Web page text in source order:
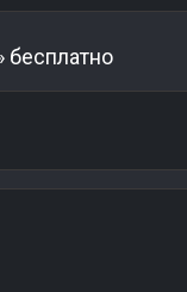
бесплатно